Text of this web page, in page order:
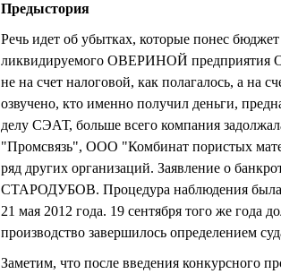
Предыстория
Речь идет об убытках, которые понес бюджет
ликвидируемого ОВЕРИНОЙ предприятия
не на счет налоговой, как полагалось, а на
озвучено, кто именно получил деньги,
делу СЭАТ, больше всего компания
"Промсвязь", ООО "Комбинат пористых
ряд других организаций. Заявление о
СТАРОДУБОВ. Процедура наблюдения была
21 мая 2012 года. 19 сентября того же года
производство завершилось определением
Заметим, что после введения конкурсного